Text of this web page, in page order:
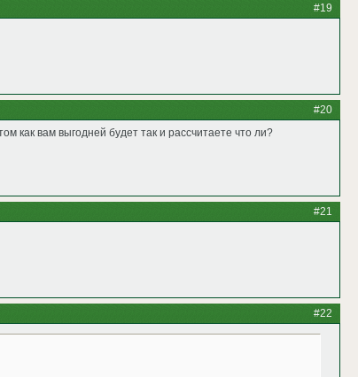
#19
#20
как вам выгодней будет так и рассчитаете что ли?
#21
#22